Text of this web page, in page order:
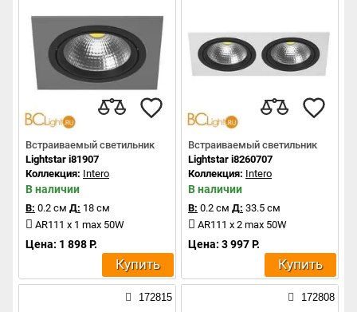
Встраиваемый светильник
Lightstar i81907
Коллекция: Intero
В наличии
В: 0.2 см Д: 18 см
AR111 x 1 max 50W
Цена: 1 898 Р.
Купить
Встраиваемый светильник
Lightstar i8260707
Коллекция: Intero
В наличии
В: 0.2 см Д: 33.5 см
AR111 x 2 max 50W
Цена: 3 997 Р.
Купить
172815 172808